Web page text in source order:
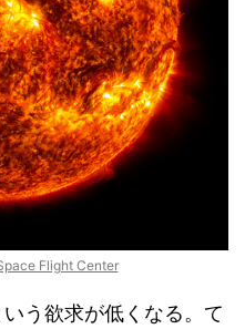
Flight Center
う欲求が低くなる。て